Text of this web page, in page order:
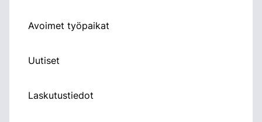
Avoimet työpaikat
Uutiset
Laskutustiedot